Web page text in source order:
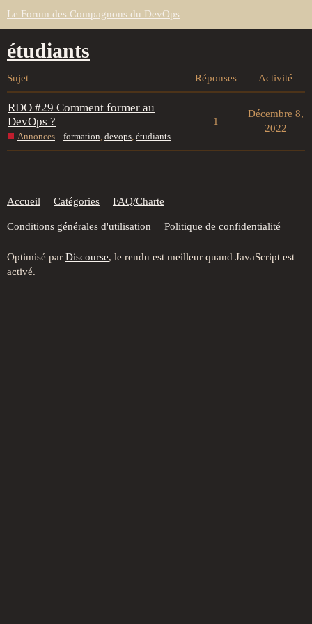
Le Forum des Compagnons du DevOps
étudiants
Sujet Réponses Activité
RDO #29 Comment former au
DevOps ?
Annonces formation, devops, étudiants
1
Décembre 8,
2022
Accueil Catégories FAQ/Charte
Conditions générales d'utilisation Politique de confidentialité
Optimisé par Discourse, le rendu est meilleur quand JavaScript est
activé.